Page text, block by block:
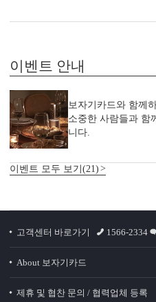
이벤트 안내
보자기카드와 함께
소중한 사람들과 함
니다.
이벤트 모두 보기(21)
고객센터 바로가기 1566-2334
About 보자기카드
제휴 및 협찬 문의 / 협력업체 등록